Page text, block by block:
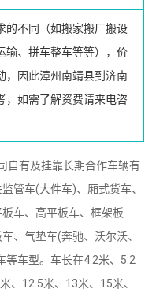
的不同（如搬家搬厂搬设
输、拼车整车等等），价
，因此漳州南靖县到济南
，如需了解资费请来电咨
有及挂靠长期合作车辆有
管车(大件车)、厢式货车、
车、高平板车、框架板
、气垫车(奔驰、沃尔沃、
等车型。车长在4.2米、5.2
、12.5米、13米、15米、